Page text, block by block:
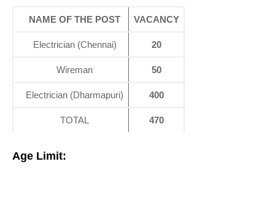
NAME OF THE POST VACANCY
Electrician (Chennai) 20
Wireman 50
Electrician (Dharmapuri) 400
TOTAL 470
Age Limit: